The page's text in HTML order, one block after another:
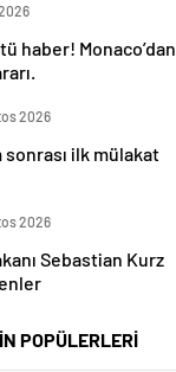
haber! Monaco’dan
2026
sonrası ilk mülakat
2026
Sebastian Kurz
POPÜLERLERİ